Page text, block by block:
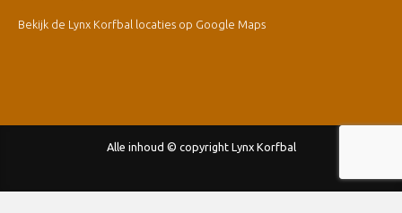
Bekijk de Lynx Korfbal locaties op Google Maps
Alle inhoud © copyright Lynx Korfbal